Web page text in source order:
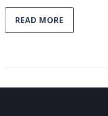
READ MORE